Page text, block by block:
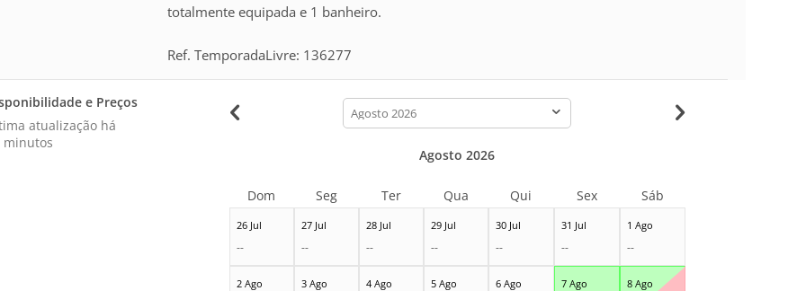
totalmente equipada e 1 banheiro.
Ref. TemporadaLivre: 136277
e Preços
atualização há
minutos
calendar-
month
26 Jul
--
27 Jul
--
28 Jul
--
29 Jul
--
30 Jul
--
31 Jul
--
1 Ago
--
2 Ago 3 Ago 4 Ago 5 Ago 6 Ago 7 Ago 8 Ago
Agosto 2026
Dom Seg Ter Qua Qui Sex Sáb